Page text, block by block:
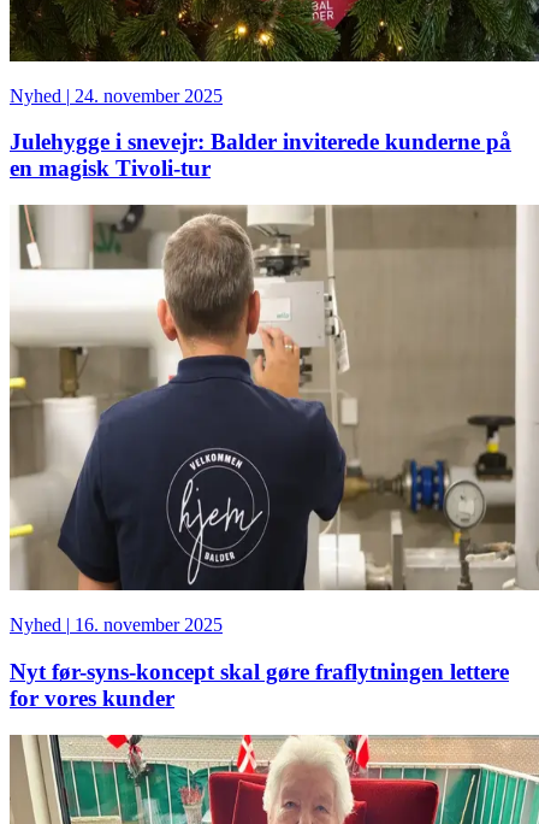
Nyhed | 24. november 2025
Julehygge i snevejr: Balder inviterede kunderne på
en magisk Tivoli-tur
Nyhed | 16. november 2025
Nyt før-syns-koncept skal gøre fraflytningen lettere
for vores kunder